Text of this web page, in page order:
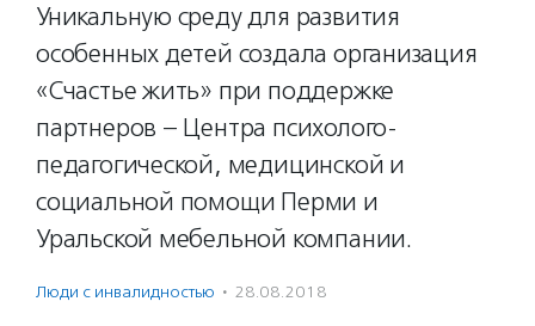
Уникальную среду для развития
особенных детей создала организация
«Счастье жить» при поддержке
партнеров – Центра психолого-
педагогической, медицинской и
социальной помощи Перми и
Уральской мебельной компании.
Люди с инвалидностью · 28.08.2018